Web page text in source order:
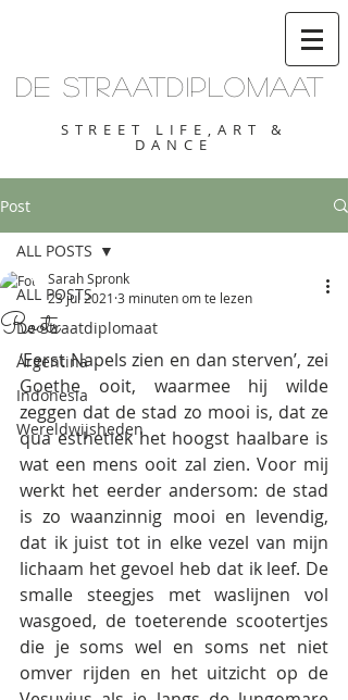
DE STRAATDIPLOMAAT
STREET LIFE,ART &
DANCE
Post
ALL POSTS
De Straatdiplomaat
Argentina
Indonesia
Wereldwijsheden
ALL POSTS
Roots
Sarah Spronk
23 jul 2021 3 minuten om te lezen
‘Eerst Napels zien en dan sterven’, zei
Goethe ooit, waarmee hij wilde
zeggen dat de stad zo mooi is, dat ze
qua esthetiek het hoogst haalbare is
wat een mens ooit zal zien. Voor mij
werkt het eerder andersom: de stad
is zo waanzinnig mooi en levendig,
dat ik juist tot in elke vezel van mijn
lichaam het gevoel heb dat ik leef. De
smalle steegjes met waslijnen vol
wasgoed, de toeterende scootertjes
die je soms wel en soms net niet
omver rijden en het uitzicht op de